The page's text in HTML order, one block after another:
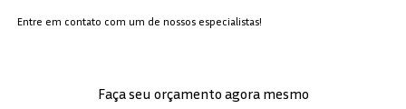
Entre em contato com um de nossos especialistas!
Faça seu orçamento agora mesmo